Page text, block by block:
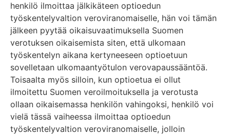
henkilö ilmoittaa jälkikäteen optioedun
työskentelyvaltion veroviranomaiselle, hän voi tämän
jälkeen pyytää oikaisuvaatimuksella Suomen
verotuksen oikaisemista siten, että ulkomaan
työskentelyn aikana kertyneeseen optioetuun
sovelletaan ulkomaantyötulon verovapaussääntöä.
Toisaalta myös silloin, kun optioetua ei ollut
ilmoitettu Suomen veroilmoituksella ja verotusta
ollaan oikaisemassa henkilön vahingoksi, henkilö voi
vielä tässä vaiheessa ilmoittaa optioedun
työskentelyvaltion veroviranomaiselle, jolloin